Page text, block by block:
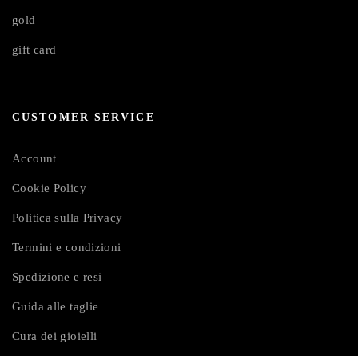
gold
gift card
CUSTOMER SERVICE
Account
Cookie Policy
Politica sulla Privacy
Termini e condizioni
Spedizione e resi
Guida alle taglie
Cura dei gioielli